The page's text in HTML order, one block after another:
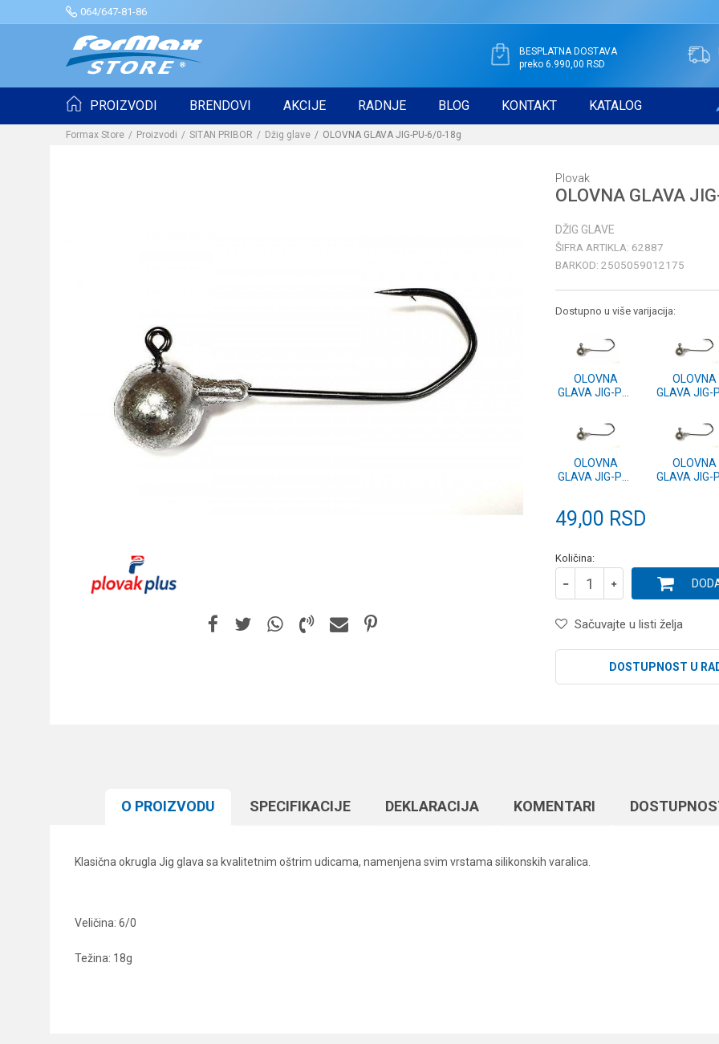
064/647-81-86
BESPLATNA DOSTAVA
preko 6.990,00 RSD
PROIZVODI BRENDOVI AKCIJE RADNJE BLOG KONTAKT KATALOG
Formax Store Proizvodi SITAN PRIBOR Džig glave OLOVNA GLAVA JIG-PU-6/0-18g
Plovak
OLOVNA GLAVA
DŽIG GLAVE
ŠIFRA ARTIKLA: 62887
BARKOD: 2505059012175
Dostupno u više varijacija:
OLOVNA
GLAVA JIG-PU-
OLOVNA
GLAVA JIG-
OLOVNA
GLAVA JIG-PU-
OLOVNA
GLAVA JIG-
49,00 RSD
Količina:
Sačuvajte u listi želja
DOSTUPNOST U
O PROIZVODU SPECIFIKACIJЕ DEKLARACIJA KOMENTARI
Klasična okrugla Jig glava sa kvalitetnim oštrim udicama, namenjena svim vrstama silikonskih varalica.
Veličina: 6/0
Težina: 18g